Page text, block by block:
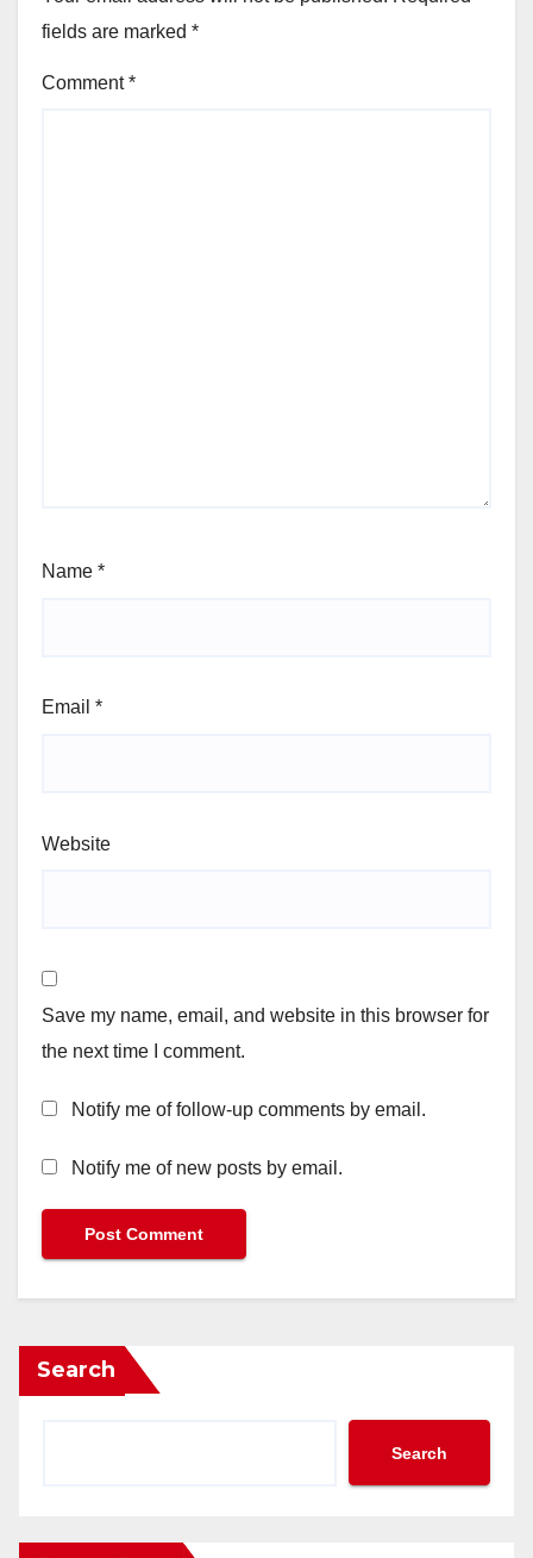
fields are marked *
Comment*
Name *
Email *
Website
Save my name, email, and website in this browser for
the next time I comment.
Notify me of follow-up comments by email.
Notify me of new posts by email.
Search
Search